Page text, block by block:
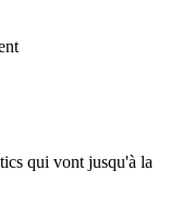
qui vont jusqu'à la